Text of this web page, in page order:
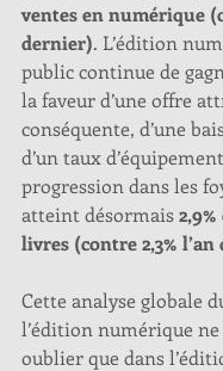
ventes en numérique
dernier). L’édition
public continue de
la faveur d’une offre
conséquente, d’une
d’un taux
progression dans les
atteint désormais
livres (contre 2,3%
Cette analyse globale
l’édition numérique
oublier que dans